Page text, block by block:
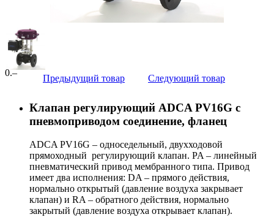
Предыдущий товар Следующий товар
0.–
Клапан регулирующий ADCA PV16G с
пневмоприводом соединение, фланец
ADCA PV16G – односедельный, двухходовой
прямоходный регулирующий клапан. PA – линейный
пневматический привод мембранного типа. Привод
имеет два исполнения: DA – прямого действия,
нормально открытый (давление воздуха закрывает
клапан) и RA – обратного действия, нормально
закрытый (давление воздуха открывает клапан).